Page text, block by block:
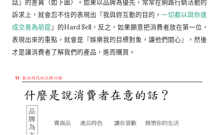
話』的差異（如下圖）。如果以品牌為優先，常常在網路行銷活動的
訴求上，就會忍不住的表現出『我與妳互動的目的， 一切都以與你達
成交易為前提 』的Hard Sell，反之，如果願意把消費者放在第一位，
表現出來的重點，就會是『娛樂我的目標對象，讓他們開心』，然後
才是讓消費者了解我們的產品，進而購買。